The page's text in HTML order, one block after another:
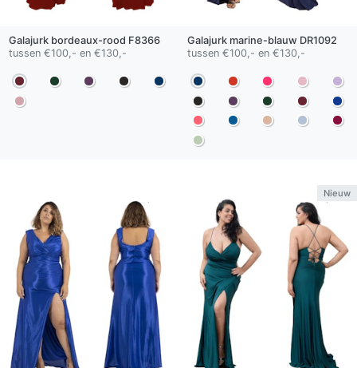
Galajurk bordeaux-rood F8366
tussen €100,- en €130,-
Galajurk marine-blauw DR1092
tussen €100,- en €130,-
Nieuw